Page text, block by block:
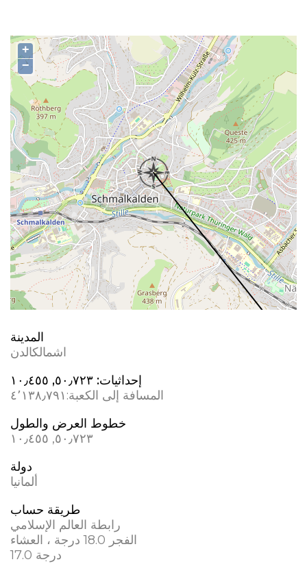
+
−
المدينة
اشمالكالدن
إحداثيات: ٥٠٫٧٢٣, ١٠٫٤٥٥
المسافة إلى الكعبة: ٤٬١٣٨٫٧٩١
خطوط العرض والطول
٥٠٫٧٢٣, ١٠٫٤٥٥
دولة
ألمانيا
طريقة حساب
رابطة العالم الإسلامي
الفجر 18.0 درجة ، العشاء
17.0 درجة